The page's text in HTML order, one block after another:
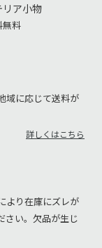
ア小物
無料
域に応じて送料が
詳しくはこちら
より在庫にズレが
さい。欠品が生じ